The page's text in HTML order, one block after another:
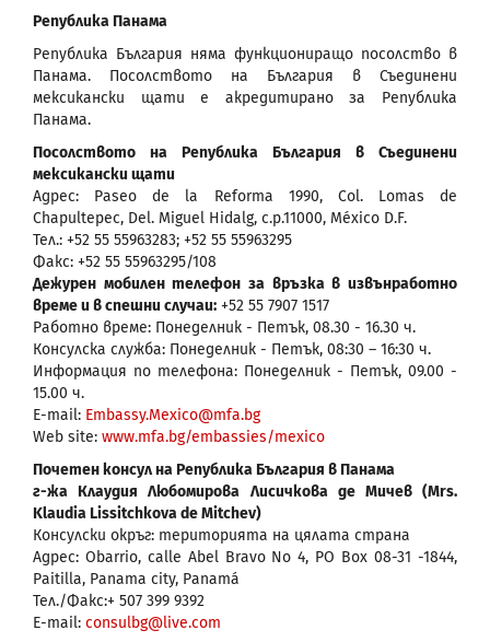
Република Панама
Република България няма функциониращо посолство в
Панама. Посолството на България в Съединени
мексикански щати е акредитирано за Република
Панама.
Посолството на Република България в Съединени
мексикански щати
Адрес: Paseo de la Reforma 1990, Col. Lomas de
Chapultepec, Del. Miguel Hidalg, c.p.11000, México D.F.
Тел.: +52 55 55963283; +52 55 55963295
Факс: +52 55 55963295/108
Дежурен мобилен телефон за връзка в извънработно
време и в спешни случаи: +52 55 7907 1517
Работно време: Понеделник - Петък, 08.30 - 16.30 ч.
Консулска служба: Понеделник - Петък, 08:30 – 16:30 ч.
Информация по телефона: Понеделник - Петък, 09.00 -
15.00 ч.
E-mail: Embassy.Mexico@mfa.bg
Web site: www.mfa.bg/embassies/mexico
Почетен консул на Република България в Панама
г-жа Клаудия Любомирова Лисичкова де Мичев (Mrs.
Klaudia Lissitchkova de Mitchev)
Консулски окръг: територията на цялата страна
Адрес: Obarrio, calle Abel Bravo No 4, PO Box 08-31 -1844,
Paitilla, Panama city, Panamá
Тел./Факс:+ 507 399 9392
E-mail: consulbg@live.com